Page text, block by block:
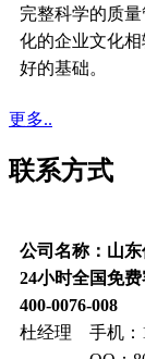
完整科学的质
化的企业文化
好的基础。
更多..
联系方式
公司名称：山
24小时全国免费
400-0076-008
杜经理 手机：